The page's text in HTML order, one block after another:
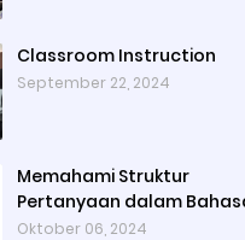
Classroom Instruction
September 22, 2024
Memahami Struktur
Pertanyaan dalam
Inggris
Oktober 06, 2024